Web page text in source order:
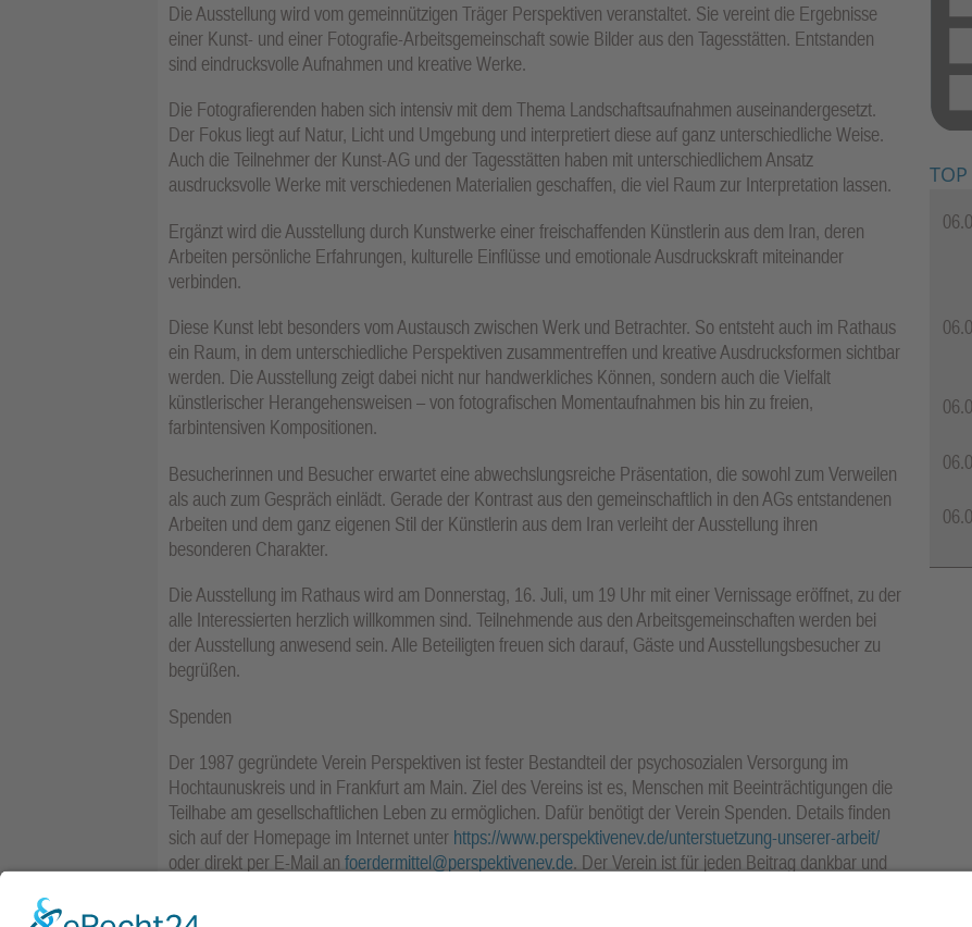
Die Ausstellung wird vom gemeinnützigen Träger Perspektiven veranstaltet. Sie vereint die Ergebnisse
einer Kunst- und einer Fotografie-Arbeitsgemeinschaft sowie Bilder aus den Tagesstätten. Entstanden
sind eindrucksvolle Aufnahmen und kreative Werke.
Die Fotografierenden haben sich intensiv mit dem Thema Landschaftsaufnahmen auseinandergesetzt.
Der Fokus liegt auf Natur, Licht und Umgebung und interpretiert diese auf ganz unterschiedliche Weise.
Auch die Teilnehmer der Kunst-AG und der Tagesstätten haben mit unterschiedlichem Ansatz
ausdrucksvolle Werke mit verschiedenen Materialien geschaffen, die viel Raum zur Interpretation lassen.
Ergänzt wird die Ausstellung durch Kunstwerke einer freischaffenden Künstlerin aus dem Iran, deren
Arbeiten persönliche Erfahrungen, kulturelle Einflüsse und emotionale Ausdruckskraft miteinander
verbinden.
Diese Kunst lebt besonders vom Austausch zwischen Werk und Betrachter. So entsteht auch im Rathaus
ein Raum, in dem unterschiedliche Perspektiven zusammentreffen und kreative Ausdrucksformen sichtbar
werden. Die Ausstellung zeigt dabei nicht nur handwerkliches Können, sondern auch die Vielfalt
künstlerischer Herangehensweisen – von fotografischen Momentaufnahmen bis hin zu freien,
farbintensiven Kompositionen.
Besucherinnen und Besucher erwartet eine abwechslungsreiche Präsentation, die sowohl zum Verweilen
als auch zum Gespräch einlädt. Gerade der Kontrast aus den gemeinschaftlich in den AGs entstandenen
Arbeiten und dem ganz eigenen Stil der Künstlerin aus dem Iran verleiht der Ausstellung ihren
besonderen Charakter.
Die Ausstellung im Rathaus wird am Donnerstag, 16. Juli, um 19 Uhr mit einer Vernissage eröffnet, zu der
alle Interessierten herzlich willkommen sind. Teilnehmende aus den Arbeitsgemeinschaften werden bei
der Ausstellung anwesend sein. Alle Beteiligten freuen sich darauf, Gäste und Ausstellungsbesucher zu
begrüßen.
Spenden
Der 1987 gegründete Verein Perspektiven ist fester Bestandteil der psychosozialen Versorgung im
Hochtaunuskreis und in Frankfurt am Main. Ziel des Vereins ist es, Menschen mit Beeinträchtigungen die
Teilhabe am gesellschaftlichen Leben zu ermöglichen. Dafür benötigt der Verein Spenden. Details finden
sich auf der Homepage im Internet unter https://www.perspektivenev.de/unterstuetzung-unserer-arbeit/
oder direkt per E-Mail an foerdermittel@perspektivenev.de. Der Verein ist für jeden Beitrag dankbar und
bisherigen Förderern und Stiftungen wie etwa der Aktion Mensch, der Share Value und der Heidehoff-
TOP